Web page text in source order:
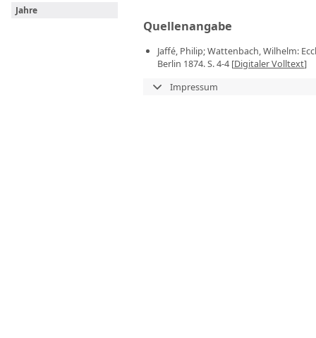
Jahre
Quellenangabe
Jaffé, Philip; Wattenbach, Wilhelm:
Berlin 1874. S. 4-4 [Digitaler Volltext]
Impressum